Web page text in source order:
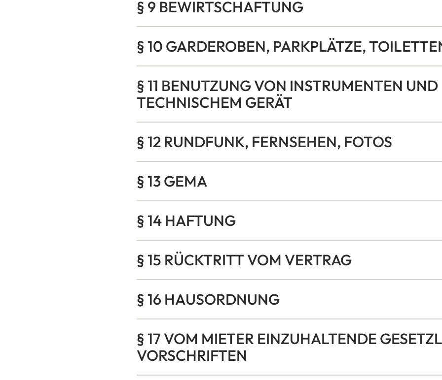
§ 9 BEWIRTSCHAFTUNG
§ 10 GARDEROBEN, PARKPLÄTZE,
§ 11 BENUTZUNG VON INSTRUMENTEN UND
TECHNISCHEM GERÄT
§ 12 RUNDFUNK, FERNSEHEN, FOTOS
§ 13 GEMA
§ 14 HAFTUNG
§ 15 RÜCKTRITT VOM VERTRAG
§ 16 HAUSORDNUNG
§ 17 VOM MIETER EINZUHALTENDE
VORSCHRIFTEN